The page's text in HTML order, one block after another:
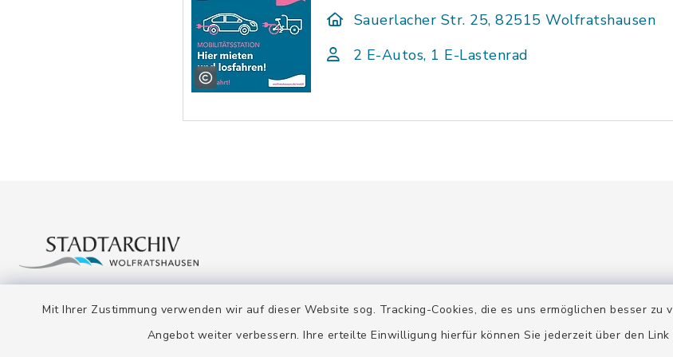
Mit Ihrer Zustimmung verwenden wir auf dieser Website sog. Tracking-Cookies, die es uns ermöglichen besser
Angebot weiter verbessern. Ihre erteilte Einwilligung hierfür können Sie jederzeit über den Link
Sauerlacher Str. 25, 82515 Wolfratshausen
2 E-Autos, 1 E-Lastenrad
Stadtarchiv Öffnungszeiten